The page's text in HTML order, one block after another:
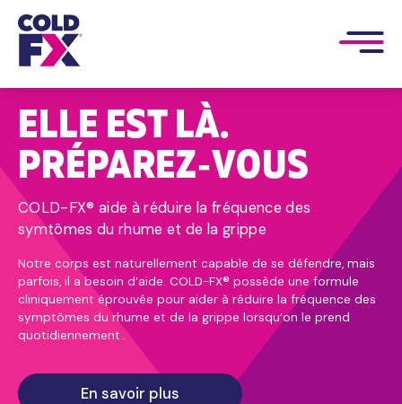
ELLE EST LÀ.
PRÉPAREZ‑VOUS
COLD-FX® aide à réduire la fréquence des
symtômes du rhume et de la grippe
Notre corps est naturellement capable de se défendre, mais
parfois, il a besoin d’aide. COLD-FX® possède une formule
cliniquement éprouvée pour aider à réduire la fréquence des
symptômes du rhume et de la grippe lorsqu’on le prend
quotidiennement..
En savoir plus